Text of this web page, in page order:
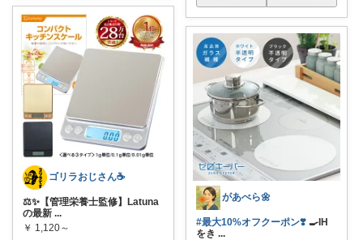
ゴリラおじさん☕️
⚖️✨【管理栄養士監修】Latuna
の最新 ...
￥ 1,120～
があべら🌼
#最大10%オフクーポン❣️ 🍳IH
をき ...